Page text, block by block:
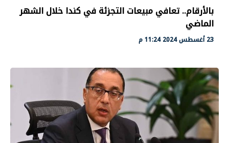
بالأرقام.. تعافي مبيعات التجزئة في كندا خلال الشهر
الماضي
23 أغسطس 2024 11:24 م